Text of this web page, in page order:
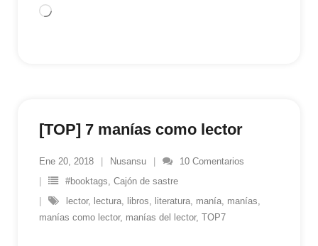
Cargando...
[TOP] 7 manías como lector
Ene 20, 2018 Nusansu 10 Comentarios
#booktags, Cajón de sastre
lector, lectura, libros, literatura, manía, manías,
manías como lector, manías del lector, TOP7